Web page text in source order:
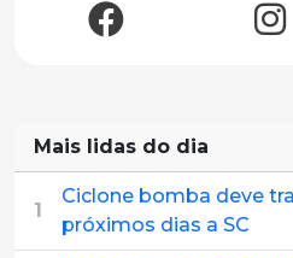
Mais lidas do dia
1
Ciclone bomba deve
próximos dias a SC